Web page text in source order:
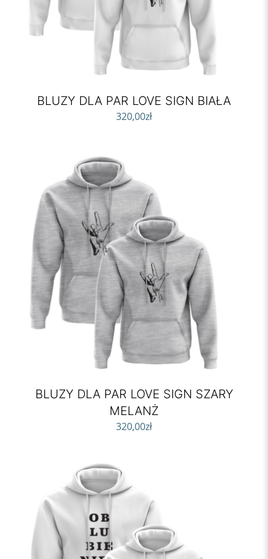
BLUZY DLA PAR LOVE SIGN BIAŁA
320,00zł
BLUZY DLA PAR LOVE SIGN SZARY
MELANŻ
320,00zł